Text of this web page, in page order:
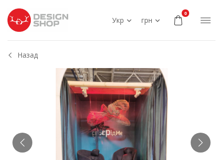
Укр грн
0
Назад